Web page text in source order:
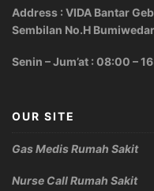
Address : VIDA Bantar
Sembilan No.H
Senin – Jum’at : 08:00 –
OUR SITE
Gas Medis Rumah Sakit
Nurse Call Rumah Sakit